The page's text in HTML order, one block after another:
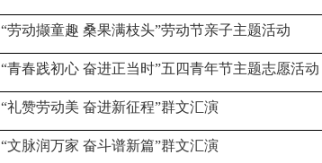
“劳动撷童趣 桑果满枝头”劳动节亲子主题活动
“青春践初心 奋进正当时”五四青年节主题志愿活动
“礼赞劳动美 奋进新征程”群文汇演
“文脉润万家 奋斗谱新篇”群文汇演